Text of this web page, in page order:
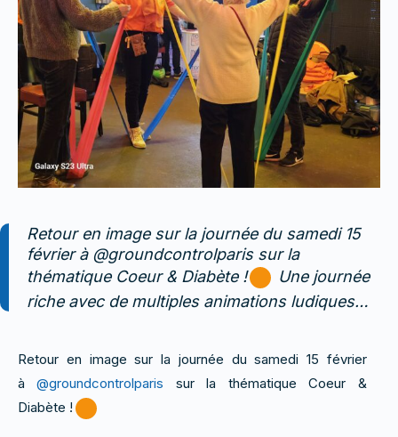
Retour en image sur la journée du samedi 15
février à @groundcontrolparis sur la
thématique Coeur & Diabète !
Une journée
riche avec de multiples animations ludiques…
Retour en image sur la journée du samedi 15 février
à @groundcontrolparis sur la thématique Coeur &
Diabète !